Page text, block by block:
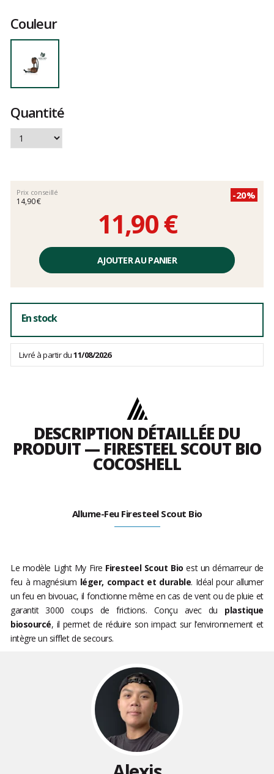
Couleur
Quantité
Prix conseillé
14,90 €
-20%
11,90 €
unitaire,
AJOUTER AU PANIER
En stock
Livré à partir du11/08/2026
DESCRIPTION DÉTAILLÉE DU
PRODUIT — FIRESTEEL SCOUT BIO
COCOSHELL
Allume-Feu Firesteel Scout Bio
Le modèle Light My Fire Firesteel Scout Bioest un démarreur de
feu à magnésium léger, compact et durable. Idéal pour allumer
un feu en bivouac, il fonctionne même en cas de vent ou de pluie et
garantit 3000 coups de frictions. Conçu avec du plastique
biosourcé, il permet de réduire son impact sur l’environnement et
intègre un sifflet de secours.